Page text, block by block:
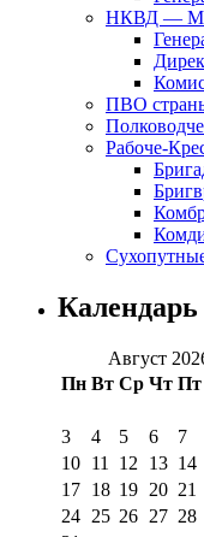
НКВД —
ПВО
Рабоче-
Календарь
Август
Пн Вт Ср Чт Пт
3
4 5 6 7
10 11 12 13 14
17 18 19 20 21
24 25 26 27 28